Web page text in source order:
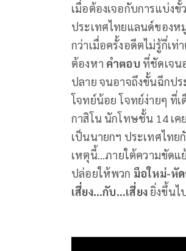
เมื่อต้องเจอกับการแบ่ง
ประเทศไทยแลนด์ของห
กว่าเมื่อครั้งอดีตไม่รู้กี่เ
ต้องหา คำตอบที่ชัดเจน
ปลาย จนอาจถึงขั้นฉีกปร
โจทย์น้อย โจทย์ง่ายๆ ที่
กาสิโน นักโทษชั้น 14 เ
เป็นนายกฯ ประเทศไทย
เหตุนี้...ภายใต้ความขัดแ
ปล่อยให้พวก มือใหม่-หั
เสี่ยง...กับ...เสี่ยงยิ่งขึ้นไ